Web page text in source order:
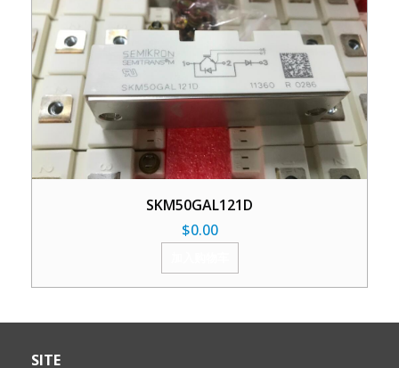
SKM50GAL121D
$0.00
SITE